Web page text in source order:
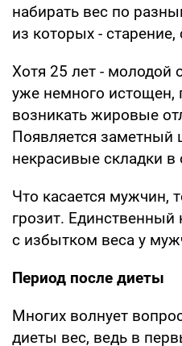
набирать вес по
из которых -
Хотя 25 лет - молодой
уже немного истощен,
возникать жировые
Появляется заметный
некрасивые складки в
Что касается мужчин,
грозит. Единственный
с избытком веса у
Период после диеты
Многих волнует
диеты вес, ведь в